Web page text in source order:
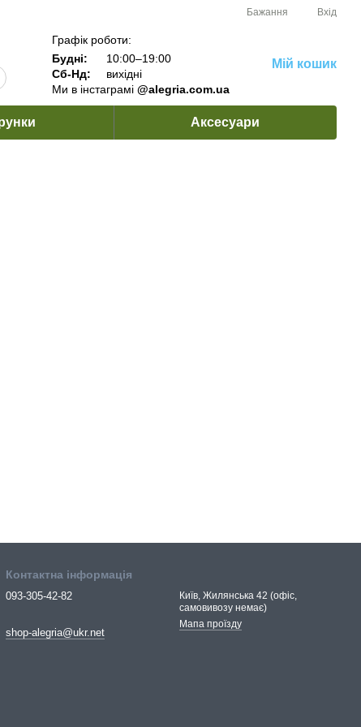
Бажання Вхід
Графік роботи:
Будні:
10:00–19:00
Сб-Нд:
вихідні
Ми в інстаграмі @alegria.com.ua
Мій кошик
Аксесуари
Контактна інформація
093-305-42-82
shop-alegria@ukr.net
Київ, Жилянська 42 (офіс,
самовивозу немає)
Мапа проїзду